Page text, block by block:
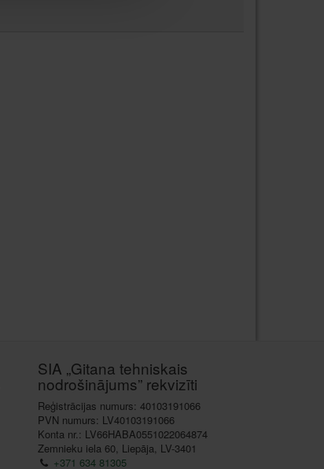
SIA „Gitana tehniskais
nodrošinājums” rekvizīti
Reģistrācijas numurs: 40103191066
PVN numurs: LV40103191066
Konta nr.: LV66HABA0551022064874
Zemnieku iela 60, Liepāja, LV-3401
+371 634 81305